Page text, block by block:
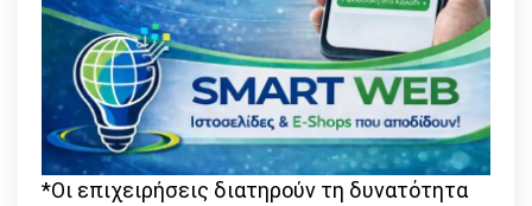
*Οι επιχειρήσεις διατηρούν τη δυνατότητα